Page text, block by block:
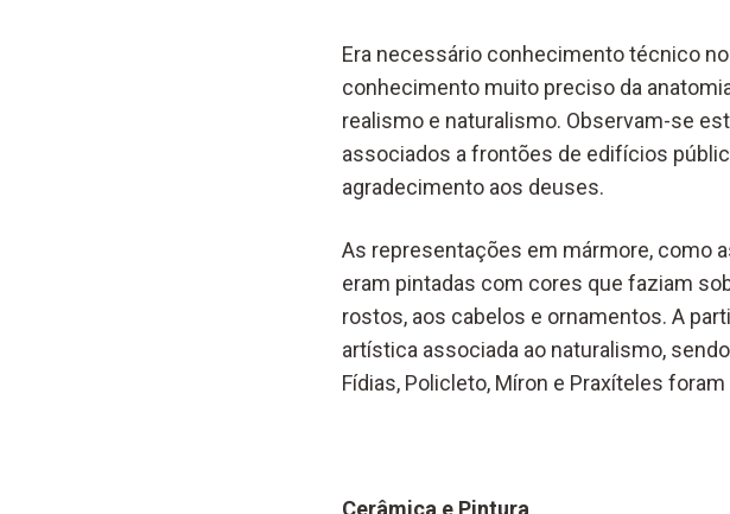
Era necessário conhecimento técnico
conhecimento muito preciso da
realismo e naturalismo. Observam-se
associados a frontões de edifícios
agradecimento aos deuses.
As representações em mármore, como
eram pintadas com cores que faziam
rostos, aos cabelos e ornamentos. A
artística associada ao naturalismo,
Fídias, Policleto, Míron e Praxíteles